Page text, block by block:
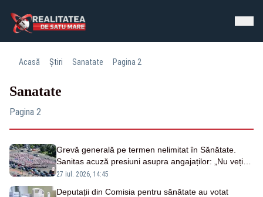
Acasă Știri Sanatate Pagina 2
Sanatate
Pagina 2
Grevă generală pe termen nelimitat în Sănătate.
Sanitas acuză presiuni asupra angajaților: „Nu veți
opri greva prin intimidare”
27 iul. 2026, 14:45
Deputații din Comisia pentru sănătate au votat